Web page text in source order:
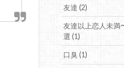
友達 (2)
友達以上恋人未満
選 (1)
口臭 (1)